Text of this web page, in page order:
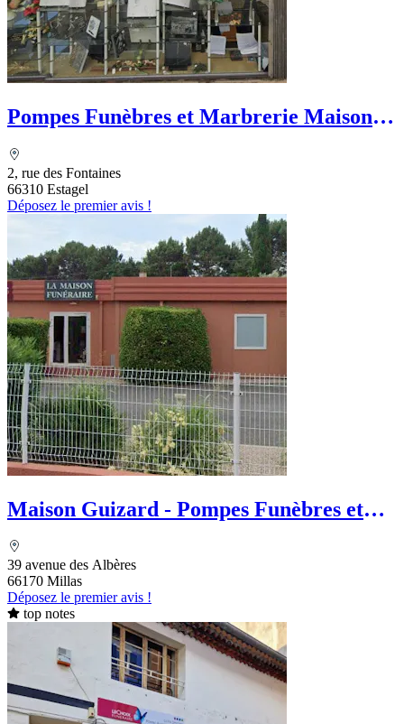
Pompes Funèbres et Marbrerie Maison
2, rue des Fontaines
66310 Estagel
Déposez le premier avis !
Maison Guizard - Pompes Funèbres et
39 avenue des Albères
66170 Millas
Déposez le premier avis !
top notes